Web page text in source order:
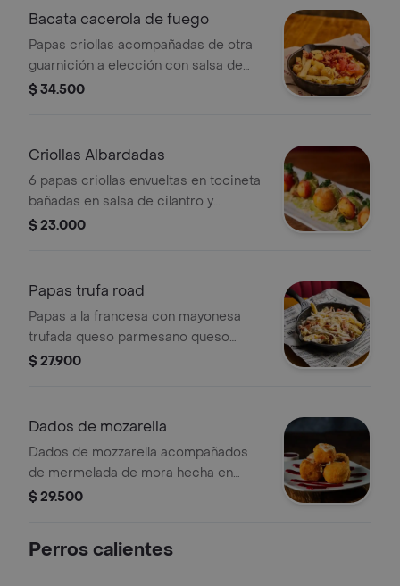
papa mayonesa samuray GrillFest
Bacata cacerola de fuego
Papas criollas acompañadas de otra
guarnición a elección con salsa de
queso cheddar suero tocineta perejil
$ 34.500
Criollas Albardadas
6 papas criollas envueltas en tocineta
bañadas en salsa de cilantro y
cebollín.
$ 23.000
Papas trufa road
Papas a la francesa con mayonesa
trufada queso parmesano queso
cheddar y tocineta crujiente.
$ 27.900
Dados de mozarella
Dados de mozzarella acompañados
de mermelada de mora hecha en
casa.
$ 29.500
Perros calientes